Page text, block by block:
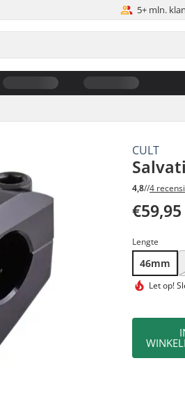
5+ mln.
CULT
4,8//4
€59,95
Lengte
46mm
Let op!